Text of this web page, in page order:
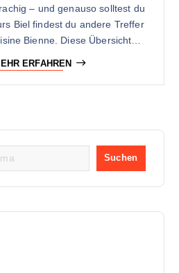
– und genauso solltest du
Biel findest du andere Treffer
Bienne. Diese Übersicht…
ERFAHREN
Suchen